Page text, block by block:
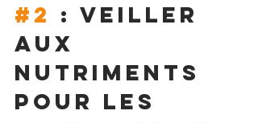
#2 : VEILLER
AUX
NUTRIMENTS
pour les